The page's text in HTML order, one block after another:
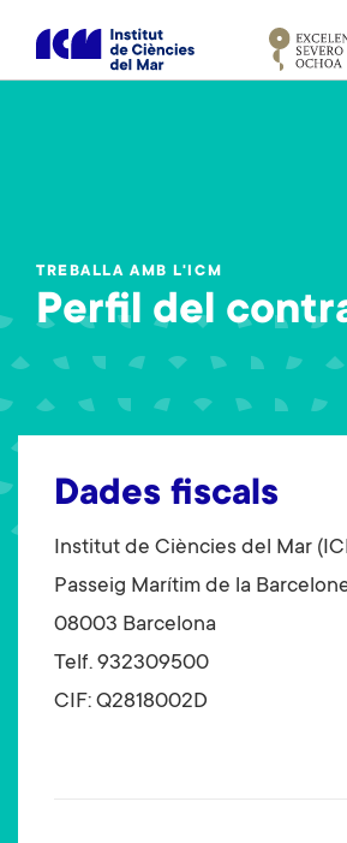
s
n
t
TREBALLA AMB L'ICM
Perfil del
Dades fiscals
Institut de Ciències del Mar
Passeig Marítim de la
08003 Barcelona
Telf. 932309500
CIF: Q2818002D